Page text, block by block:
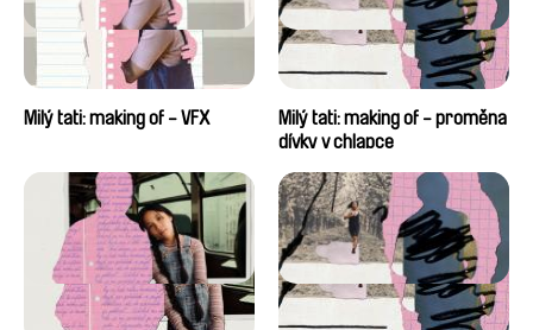
Milý tati: making of - VFX
Milý tati: making of - proměna
dívky v chlapce